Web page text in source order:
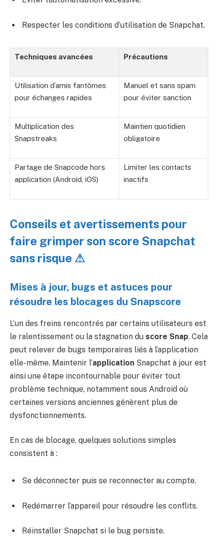
Respecter les conditions d’utilisation de Snapchat.
Techniques avancées Précautions
Utilisation d’amis fantômes
pour échanges rapides
Manuel et sans spam
pour éviter sanction
Multiplication des
Snapstreaks
Maintien quotidien
obligatoire
Partage de Snapcode hors
application (Android, iOS)
Limiter les contacts
inactifs
Conseils et avertissements pour
faire grimper son score Snapchat
sans risque ⚠
Mises à jour, bugs et astuces pour
résoudre les blocages du Snapscore
L’un des freins rencontrés par certains utilisateurs est
le ralentissement ou la stagnation du score Snap. Cela
peut relever de bugs temporaires liés à l’application
elle-même. Maintenir l’application Snapchat à jour est
ainsi une étape incontournable pour éviter tout
problème technique, notamment sous Android où
certaines versions anciennes génèrent plus de
dysfonctionnements.
En cas de blocage, quelques solutions simples
consistent à :
Se déconnecter puis se reconnecter au compte.
Redémarrer l’appareil pour résoudre les conflits.
Réinstaller Snapchat si le bug persiste.